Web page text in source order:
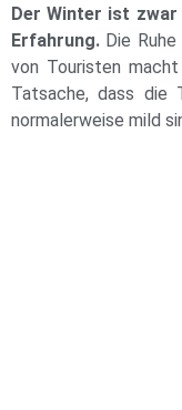
Der Winter ist
Erfahrung. Die
von Touristen
Tatsache, dass die
normalerweise mild